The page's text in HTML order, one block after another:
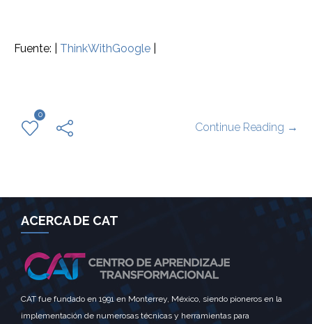
Fuente: | ThinkWithGoogle
0
Continue Reading →
ACERCA DE CAT
CAT fue fundado en 1991 en Monterrey, México, siendo pioneros en la
implementación de numerosas técnicas y herramientas para